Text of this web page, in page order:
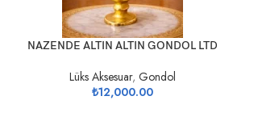
SEPETE EKLE
NAZENDE ALTIN ALTIN GONDOL LTD
Lüks Aksesuar, Gondol
₺12,000.00